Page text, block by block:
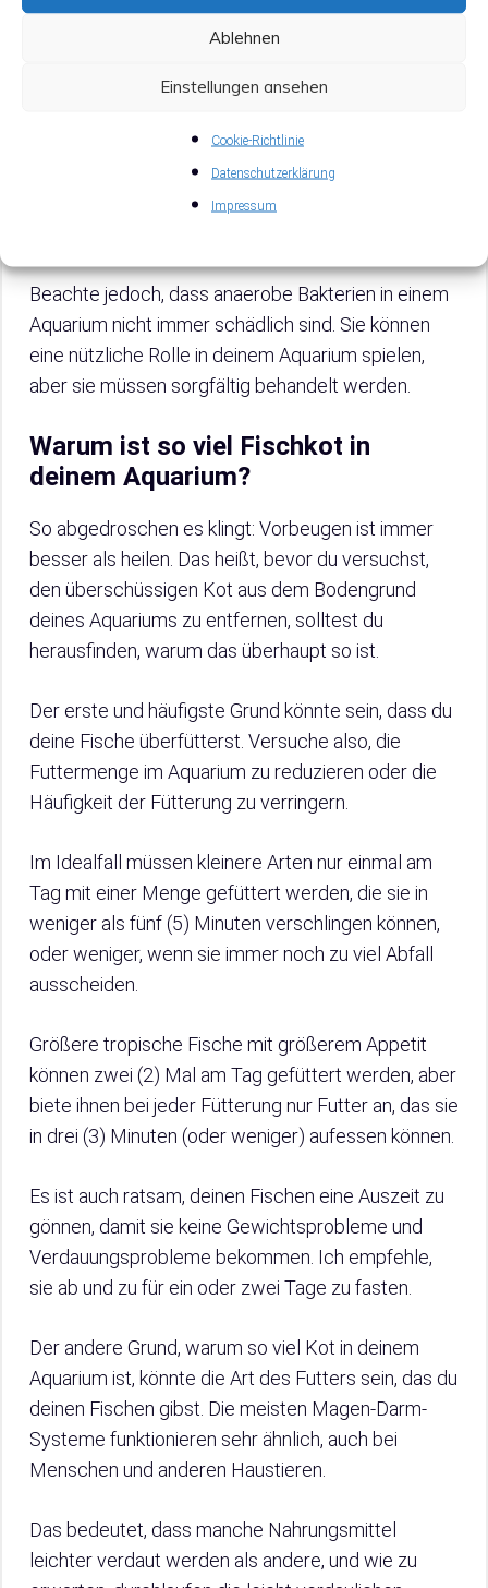
Ablehnen
Einstellungen ansehen
Cookie-Richtlinie
Datenschutzerklärung
Impressum
Du solltest auch darauf achten, dass sich in deinem
Substrat eine gut entwickelte Kolonie nützlicher
Außerdem solltest du deinen Sand regelmäßig
umharken, um kompakte Taschen aufzubrechen, in
denen sich anaerobe Bakterien ansiedeln können,
Beachte jedoch, dass anaerobe Bakterien in einem
Aquarium nicht immer schädlich sind. Sie können
eine nützliche Rolle in deinem Aquarium spielen,
aber sie müssen sorgfältig behandelt werden.
Warum ist so viel Fischkot in
deinem Aquarium?
So abgedroschen es klingt: Vorbeugen ist immer
besser als heilen. Das heißt, bevor du versuchst,
den überschüssigen Kot aus dem Bodengrund
deines Aquariums zu entfernen, solltest du
herausfinden, warum das überhaupt so ist.
Der erste und häufigste Grund könnte sein, dass du
deine Fische überfütterst. Versuche also, die
Futtermenge im Aquarium zu reduzieren oder die
Häufigkeit der Fütterung zu verringern.
Im Idealfall müssen kleinere Arten nur einmal am
Tag mit einer Menge gefüttert werden, die sie in
weniger als fünf (5) Minuten verschlingen können,
oder weniger, wenn sie immer noch zu viel Abfall
ausscheiden.
Größere tropische Fische mit größerem Appetit
können zwei (2) Mal am Tag gefüttert werden, aber
biete ihnen bei jeder Fütterung nur Futter an, das sie
in drei (3) Minuten (oder weniger) aufessen können.
Es ist auch ratsam, deinen Fischen eine Auszeit zu
gönnen, damit sie keine Gewichtsprobleme und
Verdauungsprobleme bekommen. Ich empfehle,
sie ab und zu für ein oder zwei Tage zu fasten.
Der andere Grund, warum so viel Kot in deinem
Aquarium ist, könnte die Art des Futters sein, das du
deinen Fischen gibst. Die meisten Magen-Darm-
Systeme funktionieren sehr ähnlich, auch bei
Menschen und anderen Haustieren.
Das bedeutet, dass manche Nahrungsmittel
leichter verdaut werden als andere, und wie zu